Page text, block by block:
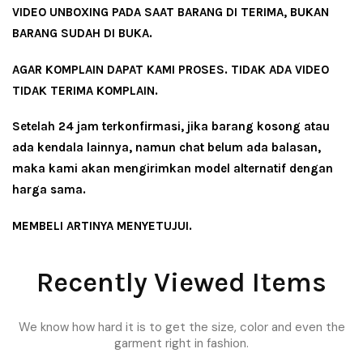
VIDEO UNBOXING PADA SAAT BARANG DI TERIMA, BUKAN
BARANG SUDAH DI BUKA.
AGAR KOMPLAIN DAPAT KAMI PROSES. TIDAK ADA VIDEO
TIDAK TERIMA KOMPLAIN.
Setelah 24 jam terkonfirmasi, jika barang kosong atau
ada kendala lainnya, namun chat belum ada balasan,
maka kami akan mengirimkan model alternatif dengan
harga sama.
MEMBELI ARTINYA MENYETUJUI.
Recently Viewed Items
We know how hard it is to get the size, color and even the
garment right in fashion.